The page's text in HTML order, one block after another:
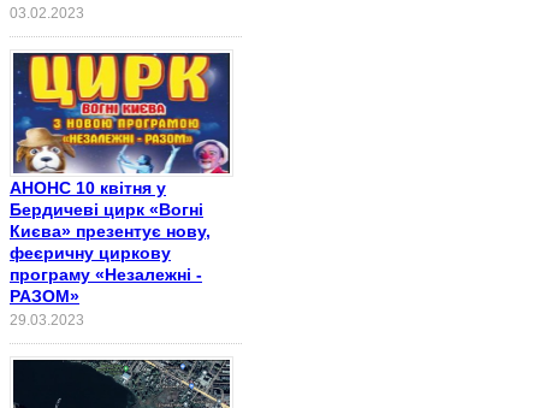
03.02.2023
АНОНС 10 квітня у
Бердичеві цирк «Вогні
Києва» презентує нову,
феєричну циркову
програму «Незалежні -
РАЗОМ»
29.03.2023